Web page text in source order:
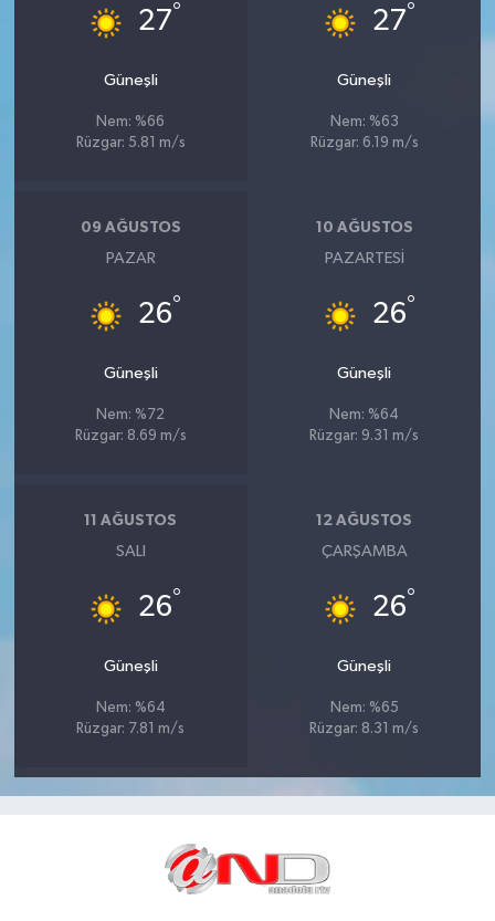
27°
Güneşli
Nem: %66
Rüzgar: 5.81 m/s
27°
Güneşli
Nem: %63
Rüzgar: 6.19 m/s
09 AĞUSTOS
PAZAR
26°
Güneşli
Nem: %72
Rüzgar: 8.69 m/s
10 AĞUSTOS
PAZARTESI
26°
Güneşli
Nem: %64
Rüzgar: 9.31 m/s
11 AĞUSTOS
SALI
26°
Güneşli
Nem: %64
Rüzgar: 7.81 m/s
12 AĞUSTOS
ÇARŞAMBA
26°
Güneşli
Nem: %65
Rüzgar: 8.31 m/s